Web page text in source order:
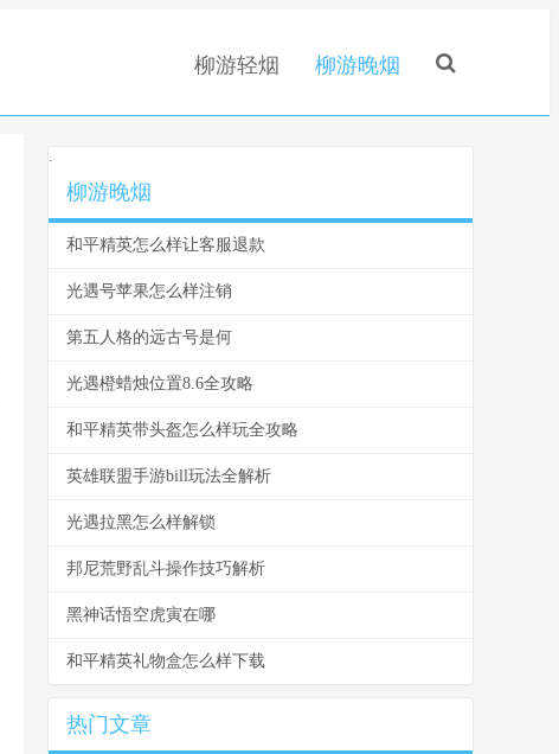
柳游轻烟 柳游晚烟
.
柳游晚烟
和平精英怎么样让客服退款
光遇号苹果怎么样注销
第五人格的远古号是何
光遇橙蜡烛位置8.6全攻略
和平精英带头盔怎么样玩全攻略
英雄联盟手游bill玩法全解析
光遇拉黑怎么样解锁
邦尼荒野乱斗操作技巧解析
黑神话悟空虎寅在哪
和平精英礼物盒怎么样下载
热门文章